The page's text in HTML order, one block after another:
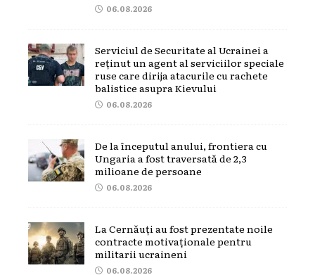
06.08.2026
Serviciul de Securitate al Ucrainei a
reținut un agent al serviciilor speciale
ruse care dirija atacurile cu rachete
balistice asupra Kievului
06.08.2026
De la începutul anului, frontiera cu
Ungaria a fost traversată de 2,3
milioane de persoane
06.08.2026
La Cernăuți au fost prezentate noile
contracte motivaționale pentru
militarii ucraineni
06.08.2026